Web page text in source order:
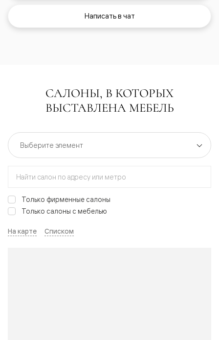
Написать в чат
САЛОНЫ, В КОТОРЫХ
ВЫСТАВЛЕНА МЕБЕЛЬ
Только фирменные салоны
Только салоны с мебелью
На карте Списком